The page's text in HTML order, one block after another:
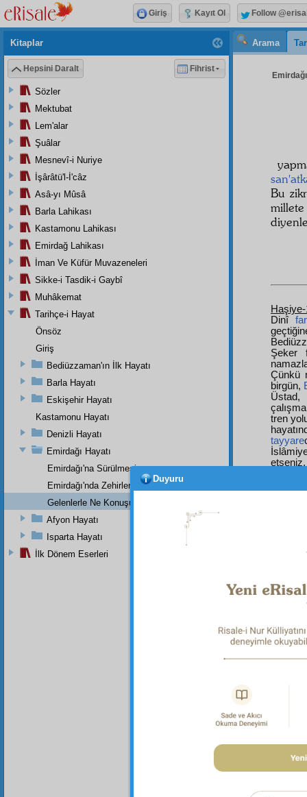
Arama
Bu
Dinî
Şeker
Çünkü
birgün,
tren
tayyare
binler
Bu
Kitaplar
Hepsini Daralt Fihrist
Sözler
Mektubat
Lem'alar
Şuâlar
Mesnevî-i Nuriye
İşârâtü'l-İ'câz
Asâ-yı Mûsâ
Barla Lahikası
Kastamonu Lahikası
Emirdağ Lahikası
İman Ve Küfür Muvazeneleri
Sikke-i Tasdik-i Gaybî
Muhâkemat
Tarihçe-i Hayat
Önsöz
Giriş
Bediüzzaman'ın İlk Hayatı
Barla Hayatı
Eskişehir Hayatı
Kastamonu Hayatı
Denizli Hayatı
Emirdağı Hayatı
Emirdağı'na Sürülmesi
Emirdağı'nda Zehirlenmesi
Gelenlerle Ne Konuşurdu?
Afyon Hayatı
Isparta Hayatı
İlk Dönem Eserleri
Giriş Kayıt Ol Follow
Duyuru